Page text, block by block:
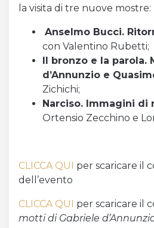
la visita di tre nuove mostre:
Anselmo Bucci.
con Valentino Rubetti;
Il bronzo e la parola.
d’Annunzio e
Zichichi;
Narciso. Immagini di
Ortensio Zecchino e
CLICCA QUI per scaricare il
dell’evento
CLICCA QUI per scaricare il
motti di Gabriele